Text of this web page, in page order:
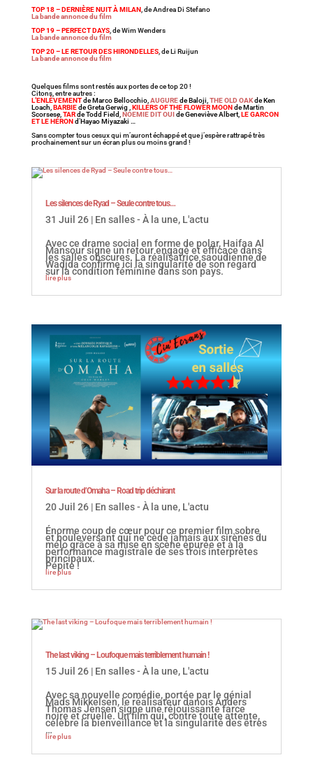
TOP 18 – DERNIÈRE NUIT À MILAN, de Andrea Di Stefano
La bande annonce du film
TOP 19 – PERFECT DAYS, de Wim Wenders
La bande annonce du film
TOP 20 – LE RETOUR DES HIRONDELLES, de Li Ruijun
La bande annonce du film
Quelques films sont restés aux portes de ce top 20 !
Citons, entre autres :
L’ENLÈVEMENTde Marco Bellocchio, AUGUREde Baloji, THE OLD OAKde Ken
Loach, BARBIEde Greta Gerwig , KILLERS OF THE FLOWER MOONde Martin
Scorsese, TARde Todd Field, NOEMIE DIT OUIde Geneviève Albert, LE GARCON
ET LE HÉRONd’Hayao Miyazaki …
Sans compter tous cesux qui m’auront échappé et que j’espère rattrapé très
prochainement sur un écran plus ou moins grand !
Les silences de Ryad – Seule contre tous…
31 Juil 26| En salles - À la une, L'actu
Avec ce drame social en forme de polar, Haifaa Al
Mansour signe un retour engagé et efficace dans
les salles obscures. La réalisatrice saoudienne de
Wadjda confirme ici la singularité de son regard
sur la condition féminine dans son pays.
lire plus
Sur la route d’Omaha – Road trip déchirant
20 Juil 26| En salles - À la une, L'actu
Énorme coup de cœur pour ce premier film sobre
et bouleversant qui ne cède jamais aux sirènes du
mélo grâce à sa mise en scène épurée et à la
performance magistrale de ses trois interprètes
principaux.
Pépite !
lire plus
The last viking – Loufoque mais terriblement humain !
15 Juil 26| En salles - À la une, L'actu
Avec sa nouvelle comédie, portée par le génial
Mads Mikkelsen, le réalisateur danois Anders
Thomas Jensen signe une réjouissante farce
noire et cruelle. Un film qui, contre toute attente,
célèbre la bienveillance et la singularité des êtres
…
lire plus